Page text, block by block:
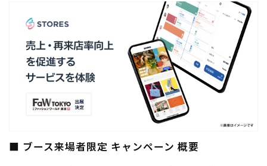
■ ブース来場者限定 キャンペーン 概要